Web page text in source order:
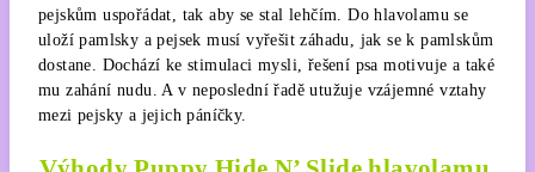
pejskům uspořádat, tak aby se stal lehčím. Do hlavolamu se
uloží pamlsky a pejsek musí vyřešit záhadu, jak se k pamlskům
dostane. Dochází ke stimulaci mysli, řešení psa motivuje a také
mu zahání nudu. A v neposlední řadě utužuje vzájemné vztahy
mezi pejsky a jejich páníčky.